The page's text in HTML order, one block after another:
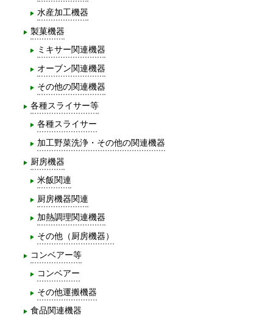
水産加工機器
製菓機器
ミキサー関連機器
オーブン関連機器
その他の関連機器
各種スライサー等
各種スライサー
加工野菜洗浄・その他の関連機器
厨房機器
米飯関連
厨房機器関連
加熱調理関連機器
その他（厨房機器）
コンベアー等
コンベアー
その他運搬機器
食品関連機器